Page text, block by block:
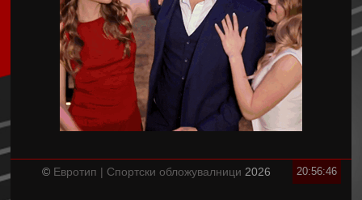
Лина Ѓорческа го заврши настапот во
Лајпциг
Барса и Сити почнаа преговори за Родри,
испратена и првата понуда
поддршка на Инфантино
20:56:47
© Евротип | Спортски обложувалници 2026